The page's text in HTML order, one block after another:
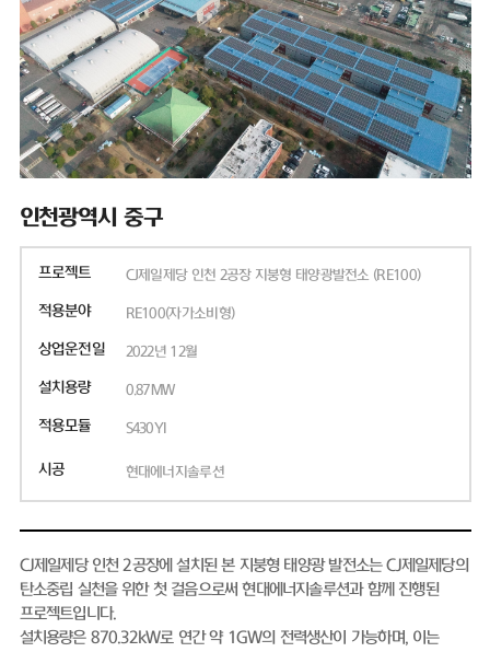
인천광역시 중구
프로젝트 CJ제일제당 인천 2공장 지붕형 태양광발전소 (RE100)
적용분야 RE100(자가소비형)
상업운전일 2022년 12월
설치용량 0.87MW
적용모듈 S430YI
시공 현대에너지솔루션
CJ제일제당 인천 2공장에 설치된 본 지붕형 태양광 발전소는 CJ제일제당의
탄소중립 실천을 위한 첫 걸음으로써 현대에너지솔루션과 함께 진행된
프로젝트입니다.
설치용량은 870.32kW로 연간 약 1GW의 전력생산이 가능하며, 이는